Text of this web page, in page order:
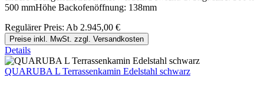
500 mmHöhe Backofenöffnung: 138mm
Regulärer Preis: Ab 2.945,00 €
Preise inkl. MwSt. zzgl. Versandkosten
Details
QUARUBA L Terrassenkamin Edelstahl schwarz